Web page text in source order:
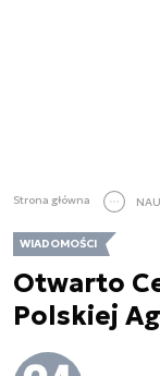
Strona główna
WIADOMOŚCI
Otwarto
Polskiej